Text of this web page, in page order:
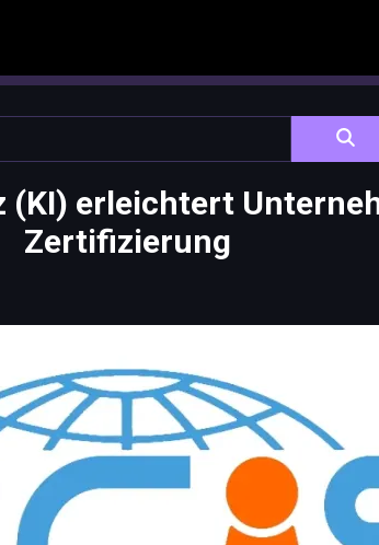
erleichtert
Zertifizierung